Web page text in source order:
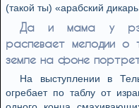
(такой ты) «арабский
Да и мама у
распевает мелодии о
земле на фоне
На выступлении в
огребает по таблу от